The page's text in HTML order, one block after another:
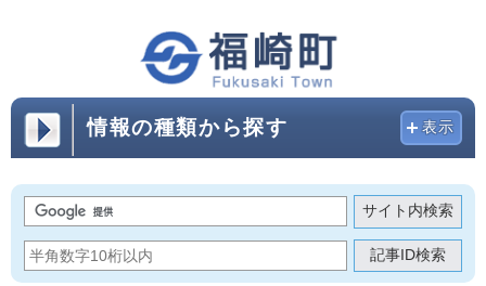
情報の種類から探す 表示
サイト内検索
記事ID検索